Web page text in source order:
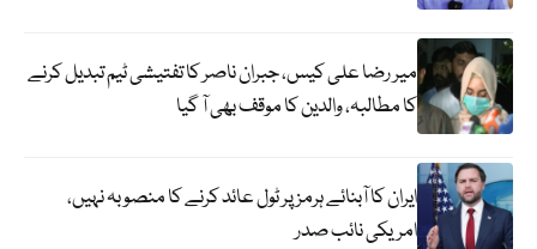
میر رضا علی کیس، جبران ناصر کا تفتیشی ٹیم تبدیل کرنے
کا مطالبہ، والدین کا موقف بھی آ گیا
ایران کا آبنائے ہرمز پر ٹول عائد کرنے کا منصوبہ نہیں،
امریکی نائب صدر